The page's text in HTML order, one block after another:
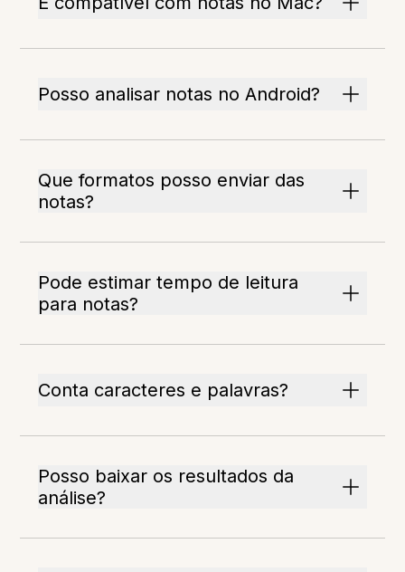
Posso analisar notas no Android?
Que formatos posso enviar das
notas?
Pode estimar tempo de leitura
para notas?
Conta caracteres e palavras?
Posso baixar os resultados da
análise?